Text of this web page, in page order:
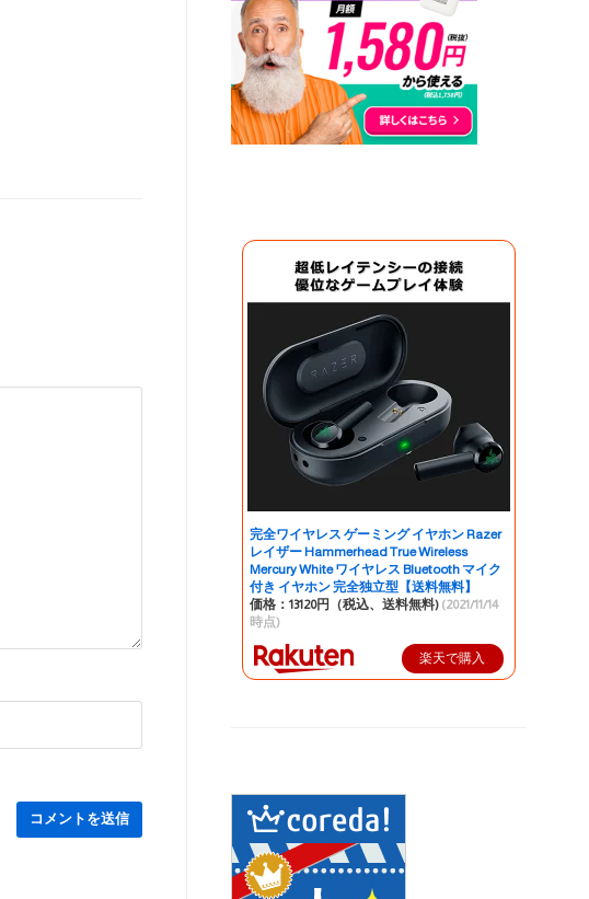
完全ワイヤレス ゲーミング イヤホン Razer
レイザー Hammerhead True Wireless
Mercury White ワイヤレス Bluetooth マイク
付き イヤホン 完全独立型【送料無料】
価格：13120円（税込、送料無料) (2021/11/14
時点)
楽天で購入